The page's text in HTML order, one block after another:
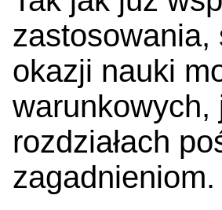
zastosowania,
okazji nauki
warunkowych,
rozdziałach
zagadnieniom.